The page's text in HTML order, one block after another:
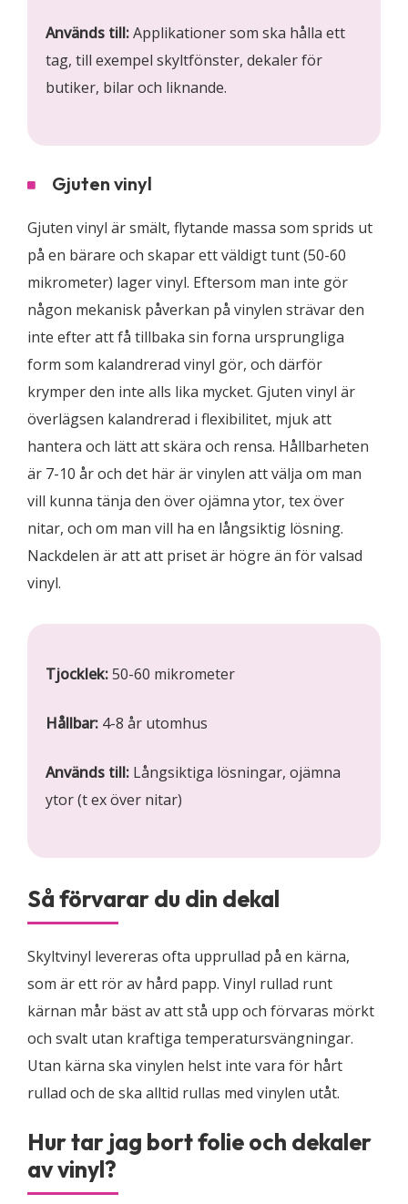
Används till:Applikationer som ska hålla ett
tag, till exempel skyltfönster, dekaler för
butiker, bilar och liknande.
Gjuten vinyl
Gjuten vinyl är smält, flytande massa som sprids ut
på en bärare och skapar ett väldigt tunt (50-60
mikrometer) lager vinyl. Eftersom man inte gör
någon mekanisk påverkan på vinylen strävar den
inte efter att få tillbaka sin forna ursprungliga
form som kalandrerad vinyl gör, och därför
krymper den inte alls lika mycket. Gjuten vinyl är
överlägsen kalandrerad i flexibilitet, mjuk att
hantera och lätt att skära och rensa. Hållbarheten
är 7-10 år och det här är vinylen att välja om man
vill kunna tänja den över ojämna ytor, tex över
nitar, och om man vill ha en långsiktig lösning.
Nackdelen är att att priset är högre än för valsad
vinyl.
Tjocklek:50-60 mikrometer
Hållbar: 4-8 år utomhus
Används till: Långsiktiga lösningar, ojämna
ytor (t ex över nitar)
Så förvarar du din dekal
Skyltvinyl levereras ofta upprullad på en kärna,
som är ett rör av hård papp. Vinyl rullad runt
kärnan mår bäst av att stå upp och förvaras mörkt
och svalt utan kraftiga temperatursvängningar.
Utan kärna ska vinylen helst inte vara för hårt
rullad och de ska alltid rullas med vinylen utåt.
Hur tar jag bort folie och dekaler
av vinyl?